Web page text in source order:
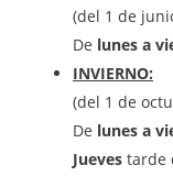
(del 1 de
De lunes a
INVIERNO:
(del 1 de
De lunes a
Jueves tarde